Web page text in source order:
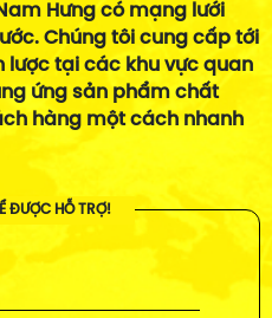
Hưng có mạng lưới
Chúng tôi cung cấp tới
lược tại các khu vực quan
ứng sản phẩm chất
hàng một cách nhanh
ĐƯỢC HỖ TRỢ!